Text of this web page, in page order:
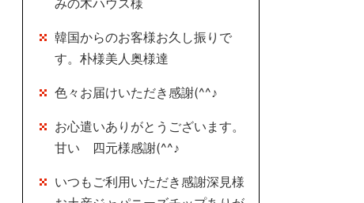
みの木ハウス様
韓国からのお客様お久し振りで
す。朴様美人奥様達
色々お届けいただき感謝(^^♪
お心遣いありがとうございます。
甘い 四元様感謝(^^♪
いつもご利用いただき感謝深見様